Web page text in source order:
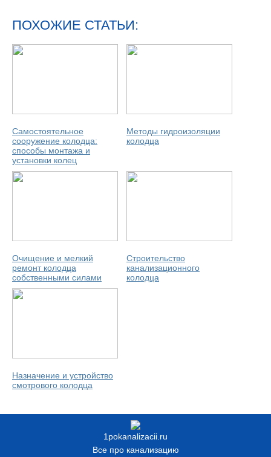
ПОХОЖИЕ СТАТЬИ:
Самостоятельное
сооружение колодца:
способы монтажа и
установки колец
Методы гидроизоляции
колодца
Очищение и мелкий
ремонт колодца
собственными силами
Строительство
канализационного
колодца
Назначение и устройство
смотрового колодца
1pokanalizacii.ru
Все про канализацию